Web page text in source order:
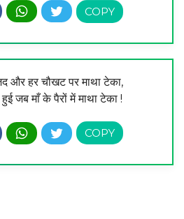
और हर चौखट पर माथा टेका,
जब माँ के पैरों में माथा टेका !